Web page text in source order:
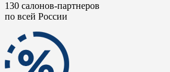
130 салонов-партнеров
по всей России